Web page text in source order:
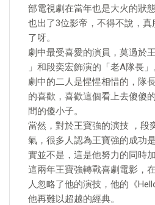
部電視劇在當年也是大火的狀
也出了3位影帝，不得不說，
了呀。
劇中最受喜愛的演員，莫過於
」和段奕宏飾演的「老A隊長」
劇中的二人是惺惺相惜的，隊
的喜歡，喜歡這個看上去傻傻
間的傻小子。
當然，對於王寶強的演技 ，段
氣，很多人認為王寶強的成功
實並不是，這是他努力的同時加
這兩年王寶強轉戰喜劇電影，
人忽略了他的演技，他的《
他再難以超越的經典。